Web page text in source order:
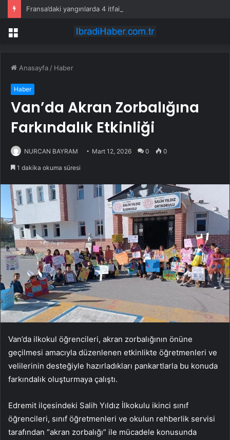
Fransa’daki yangınlarda 4 itfaiye eri hayatını kaybetti
Menü
Anasayfa / Haber
Haber
Van’da Akran Zorbalığına
Farkındalık Etkinliği
NURCAN BAYRAM Mart 12, 2026 0 0
1 dakika okuma süresi
Van’da ilkokul öğrencileri, akran zorbalığının önüne
geçilmesi amacıyla düzenlenen etkinlikte öğretmenleri ve
velilerinin desteğiyle hazırladıkları pankartlarla bu konuda
farkındalık oluşturmaya çalıştı.
Edremit ilçesindeki Salih Yıldız İlkokulu ikinci sınıf
öğrencileri, sınıf öğretmenleri ve okulun rehberlik servisi
tarafından “akran zorbalığı” ile mücadele konusunda